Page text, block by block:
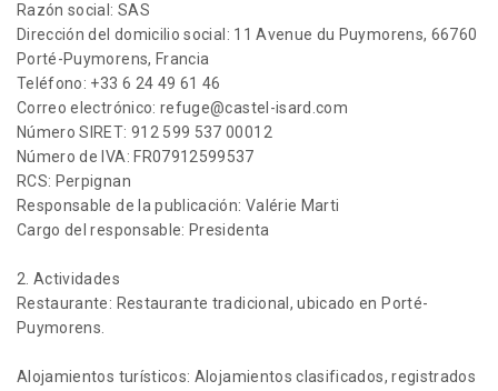
Razón social: SAS
Dirección del domicilio social: 11 Avenue du Puymorens, 66760
Porté-Puymorens, Francia
Teléfono: +33 6 24 49 61 46
Correo electrónico: refuge@castel-isard.com
Número SIRET: 912 599 537 00012
Número de IVA: FR07912599537
RCS: Perpignan
Responsable de la publicación: Valérie Marti
Cargo del responsable: Presidenta
2. Actividades
Restaurante: Restaurante tradicional, ubicado en Porté-
Puymorens.
Alojamientos turísticos: Alojamientos clasificados, registrados